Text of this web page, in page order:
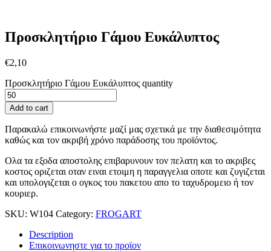
Προσκλητήριο Γάμου Ευκάλυπτος
€2,10
Προσκλητήριο Γάμου Ευκάλυπτος quantity
Add to cart
Παρακαλώ επικοινωνήστε μαζί μας σχετικά με την διαθεσιμότητα
καθώς και τον ακριβή χρόνο παράδοσης του προϊόντος.
Ολα τα εξοδα αποστολης επιβαρυνουν τον πελατη και το ακριβες
κοστος οριζεται οταν ειναι ετοιμη η παραγγελια οποτε και ζυγιζεται
και υπολογιζεται ο ογκος του πακετου απο το ταχυδρομειο ή τον
κουριερ.
SKU: W104 Category: FROGART
Description
Επικοινωνηστε για το προϊoν